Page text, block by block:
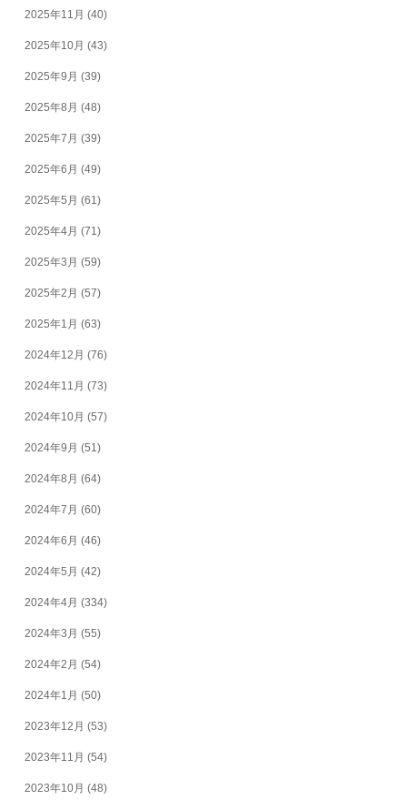
2025年11月 (40)
2025年10月 (43)
2025年9月 (39)
2025年8月 (48)
2025年7月 (39)
2025年6月 (49)
2025年5月 (61)
2025年4月 (71)
2025年3月 (59)
2025年2月 (57)
2025年1月 (63)
2024年12月 (76)
2024年11月 (73)
2024年10月 (57)
2024年9月 (51)
2024年8月 (64)
2024年7月 (60)
2024年6月 (46)
2024年5月 (42)
2024年4月 (334)
2024年3月 (55)
2024年2月 (54)
2024年1月 (50)
2023年12月 (53)
2023年11月 (54)
2023年10月 (48)